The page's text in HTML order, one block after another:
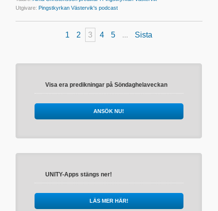
Utgivare:Pingstkyrkan Västervik's podcast
1 2 3 4 5 ... Sista
Visa era predikningar på Söndaghelaveckan
ANSÖK NU!
UNITY-Apps stängs ner!
LÄS MER HÄR!